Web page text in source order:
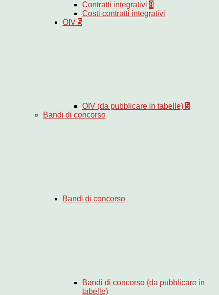
Contratti integrativi 8
Costi contratti integrativi
OIV 5
OIV (da pubblicare in tabelle) 5
Bandi di concorso
Bandi di concorso
Bandi di concorso (da pubblicare in
tabelle)